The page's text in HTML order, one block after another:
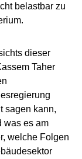
belastbar zu
dieser
Taher
sagen kann,
was es am
welche Folgen